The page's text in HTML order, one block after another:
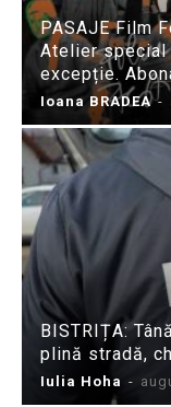
PASAJE Film
Atelier special
excepție.
Ioana BRADEA -
BISTRIȚA:
plină stradă,
Iulia Hoha -